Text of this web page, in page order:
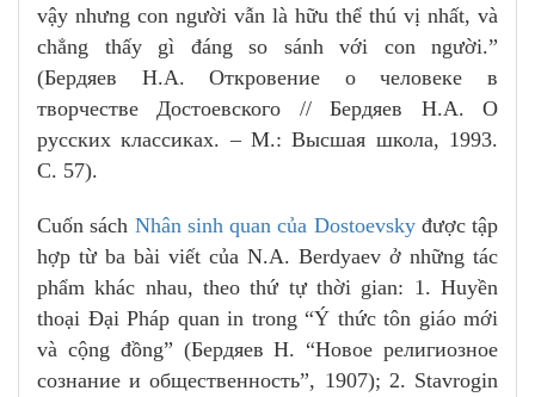
vậy nhưng con người vẫn là hữu thể thú vị nhất, và
chẳng thấy gì đáng so sánh với con người.”
(Бердяев Н.А. Откровение о человеке в
творчестве Достоевского // Бердяев Н.А. О
русских классиках. – М.: Высшая школа, 1993.
С. 57).
Cuốn sách Nhân sinh quan của Dostoevskyđược tập
hợp từ ba bài viết của N.A. Berdyaev ở những tác
phẩm khác nhau, theo thứ tự thời gian: 1. Huyền
thoại Đại Pháp quan in trong “Ý thức tôn giáo mới
và cộng đồng” (Бердяев Н. “Hoвoe peлигиoзнoe
сознание и общественность”, 1907); 2. Stavrogin